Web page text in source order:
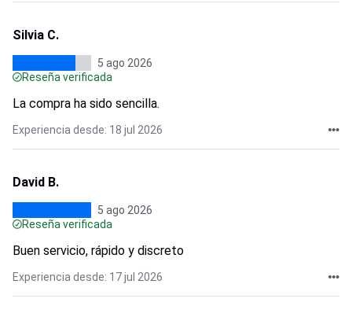
Silvia C.
5 ago 2026
Reseña verificada
La compra ha sido sencilla.
Experiencia desde: 18 jul 2026
David B.
5 ago 2026
Reseña verificada
Buen servicio, rápido y discreto
Experiencia desde: 17 jul 2026